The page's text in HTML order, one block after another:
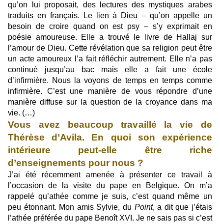
qu’on lui proposait, des lectures des mystiques arabes
traduits en français. Le lien à Dieu – qu’on appelle un
besoin de croire quand on est psy – s’y exprimait en
poésie amoureuse. Elle a trouvé le livre de Hallaj sur
l’amour de Dieu. Cette révélation que sa religion peut être
un acte amoureux l’a fait réfléchir autrement. Elle n’a pas
continué jusqu’au bac mais elle a fait une école
d’infirmière. Nous la voyons de temps en temps comme
infirmière. C’est une manière de vous répondre d’une
manière diffuse sur la question de la croyance dans ma
vie. (…)
Vous avez beaucoup travaillé la vie de
Thérèse d’Avila. En quoi son expérience
intérieure peut-elle être riche
d’enseignements pour nous ?
J’ai été récemment amenée à présenter ce travail à
l’occasion de la visite du pape en Belgique. On m’a
rappelé qu’athée comme je suis, c’est quand même un
peu étonnant. Mon amis Sylvie, du Point, a dit que j’étais
l’athée préférée du pape Benoît XVI. Je ne sais pas si c’est